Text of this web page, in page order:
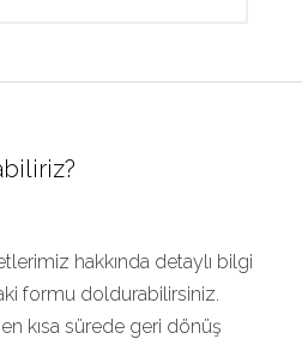
hakkında detaylı bilgi
formu doldurabilirsiniz.
kısa sürede geri dönüş